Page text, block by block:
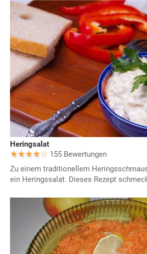
Heringsalat
155 Bewertungen
Zu einem traditionellem
ein Heringssalat. Dieses Rezept